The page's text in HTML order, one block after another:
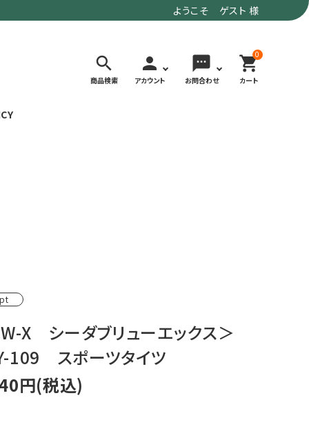
ようこそ ゲスト 様
search
商品検索
person
アカウント
sms
お問合わせ
0
shopping_cart
カート
・
リバースポーツ
ミリタリーライン・ミリタリー
X シーダブリューエックス＞
109 スポーツタイツ
円(税込)